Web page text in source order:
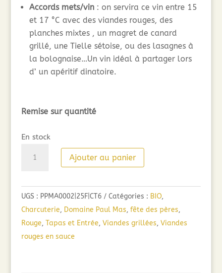
Accords mets/vin: on servira ce vin entre 15
et 17 °C avec des viandes rouges, des
planches mixtes , un magret de canard
grillé, une Tielle sétoise, ou des lasagnes à
la bolognaise…Un vin idéal à partager lors
d’ un apéritif dinatoire.
Remise sur quantité
En stock
Ajouter au panier
UGS : PPMA0002|25F|CT6 Catégories : BIO,
Charcuterie, Domaine Paul Mas, fête des pères,
Rouge, Tapas et Entrée, Viandes grillées, Viandes
rouges en sauce